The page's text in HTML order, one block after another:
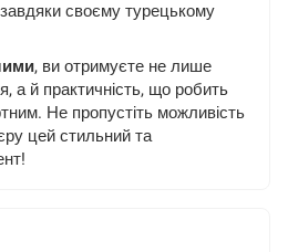
своєму турецькому
, ви отримуєте не лише
а й практичність, що робить
Не пропустіть можливість
цей стильний та